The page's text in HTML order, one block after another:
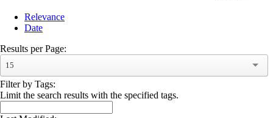
Relevance
Date
Results per Page:
15
Filter by Tags:
Limit the search results with the specified tags.